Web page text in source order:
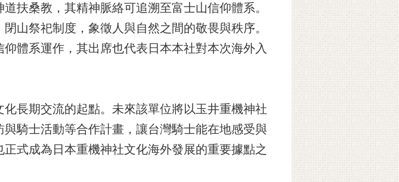
扶桑教，其精神脈絡可追溯至富士山信仰體系。
山祭祀制度，象徵人與自然之間的敬畏與秩序。
體系運作，其出席也代表日本本社對本次海外入
長期交流的起點。未來該單位將以玉井重機神社
騎士活動等合作計畫，讓台灣騎士能在地感受與
式成為日本重機神社文化海外發展的重要據點之